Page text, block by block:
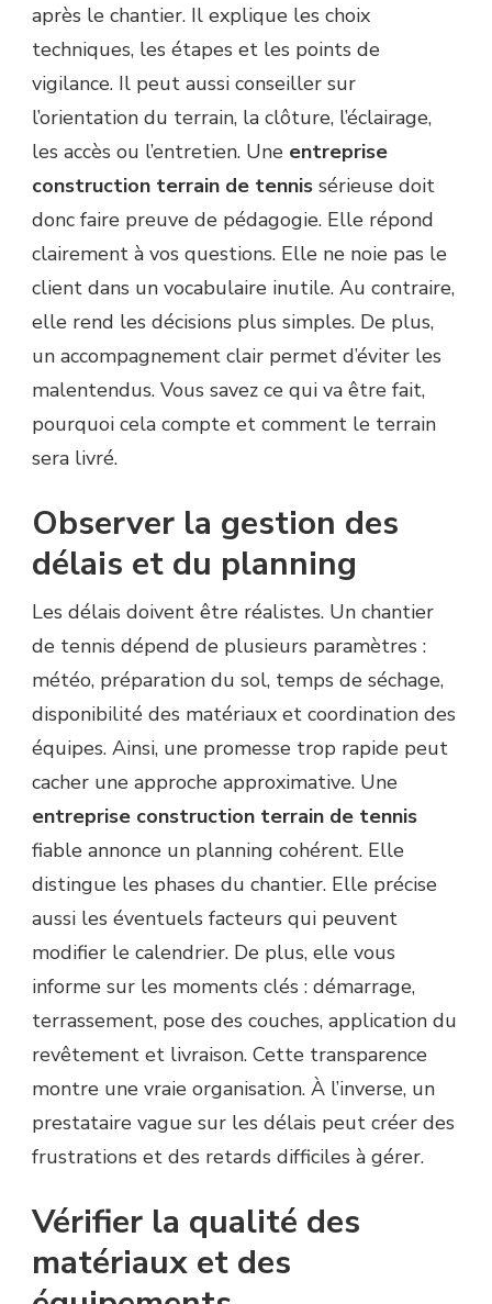
après le chantier. Il explique les choix
techniques, les étapes et les points de
vigilance. Il peut aussi conseiller sur
l’orientation du terrain, la clôture, l’éclairage,
les accès ou l’entretien. Une entreprise
construction terrain de tennis sérieuse doit
donc faire preuve de pédagogie. Elle répond
clairement à vos questions. Elle ne noie pas le
client dans un vocabulaire inutile. Au contraire,
elle rend les décisions plus simples. De plus,
un accompagnement clair permet d’éviter les
malentendus. Vous savez ce qui va être fait,
pourquoi cela compte et comment le terrain
sera livré.
Observer la gestion des
délais et du planning
Les délais doivent être réalistes. Un chantier
de tennis dépend de plusieurs paramètres :
météo, préparation du sol, temps de séchage,
disponibilité des matériaux et coordination des
équipes. Ainsi, une promesse trop rapide peut
cacher une approche approximative. Une
entreprise construction terrain de tennis
fiable annonce un planning cohérent. Elle
distingue les phases du chantier. Elle précise
aussi les éventuels facteurs qui peuvent
modifier le calendrier. De plus, elle vous
informe sur les moments clés : démarrage,
terrassement, pose des couches, application du
revêtement et livraison. Cette transparence
montre une vraie organisation. À l’inverse, un
prestataire vague sur les délais peut créer des
frustrations et des retards difficiles à gérer.
Vérifier la qualité des
matériaux et des